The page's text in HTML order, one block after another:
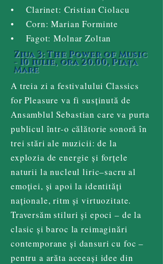
• Clarinet: Cristian Ciolacu
• Corn: Marian Forminte
• Fagot: Molnar Zoltan
Ziua 3: The Power of Music
- 10 iulie, ora 20.00, Piața
Mare
A treia zi a festivalului Classics
for Pleasure va fi susținută de
Ansamblul Sebastian care va purta
publicul într-o călătorie sonoră în
trei stări ale muzicii: de la
explozia de energie și forțele
naturii la nucleul liric–sacru al
emoției, și apoi la identități
naționale, ritm și virtuozitate.
Traversăm stiluri și epoci – de la
clasic și baroc la reimaginări
contemporane și dansuri cu foc –
pentru a arăta aceeași idee din